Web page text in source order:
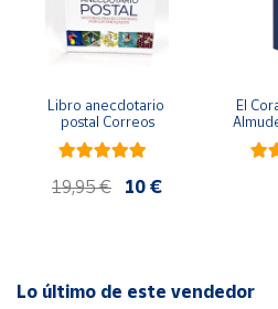
Ubicación
Baleares
Canarias,
Melilla
Libro anecdotario
postal Correos
19,95 € 10 €
El
lujo |
Lo último de este vendedor